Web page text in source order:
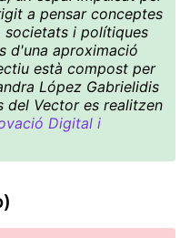
a pensar conceptes
societats i polítiques
d'una aproximació
està compost per
López Gabrielidis
del Vector es realitzen
Digital i